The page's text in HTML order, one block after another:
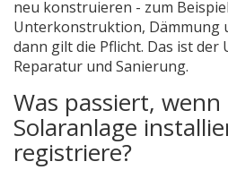
neu konstruieren - zum
Unterkonstruktion, Dämmung
dann gilt die Pflicht. Das ist der
Reparatur und Sanierung.
Was passiert, wenn
Solaranlage
registriere?